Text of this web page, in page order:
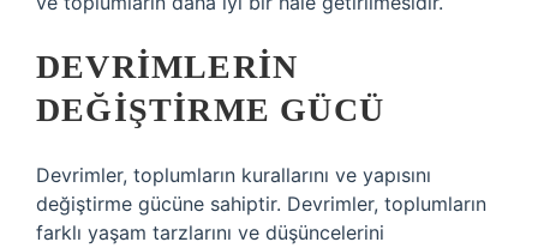
DEVRIMLERIN
DEĞIŞTIRME GÜCÜ
Devrimler, toplumların kurallarını ve yapısını
değiştirme gücüne sahiptir. Devrimler, toplumların
farklı yaşam tarzlarını ve düşüncelerini